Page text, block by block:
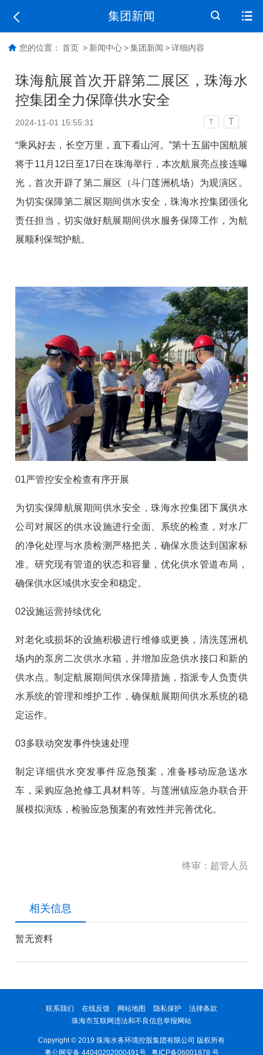
集团新闻
您的位置： 首页 > 新闻中心 > 集团新闻 > 详细内容
珠海航展首次开辟第二展区，珠海水
控集团全力保障供水安全
2024-11-01 15:55:31 T T
“乘风好去，长空万里，直下看山河。”第十五届中国航展
将于11月12日至17日在珠海举行，本次航展亮点接连曝
光，首次开辟了第二展区（斗门莲洲机场）为观演区。
为切实保障第二展区期间供水安全，珠海水控集团强化
责任担当，切实做好航展期间供水服务保障工作，为航
展顺利保驾护航。
01严管控安全检查有序开展
为切实保障航展期间供水安全，珠海水控集团下属供水
公司对展区的供水设施进行全面、系统的检查，对水厂
的净化处理与水质检测严格把关，确保水质达到国家标
准。研究现有管道的状态和容量，优化供水管道布局，
确保供水区域供水安全和稳定。
02设施运营持续优化
对老化或损坏的设施积极进行维修或更换，清洗莲洲机
场内的泵房二次供水水箱，并增加应急供水接口和新的
供水点。制定航展期间供水保障措施，指派专人负责供
水系统的管理和维护工作，确保航展期间供水系统的稳
定运作。
03多联动突发事件快速处理
制定详细供水突发事件应急预案，准备移动应急送水
车，采购应急抢修工具材料等。与莲洲镇应急办联合开
展模拟演练，检验应急预案的有效性并完善优化。
终审：超管人员
相关信息
暂无资料
联系我们 在线反馈 网站地图 隐私保护
法律条款
珠海市互联网违法和不良信息举报网站
Copyright © 2019 珠海水务环境控股集团有限公司 版权所有
粤公网安备 44040202000491号 粤ICP备06001878 号